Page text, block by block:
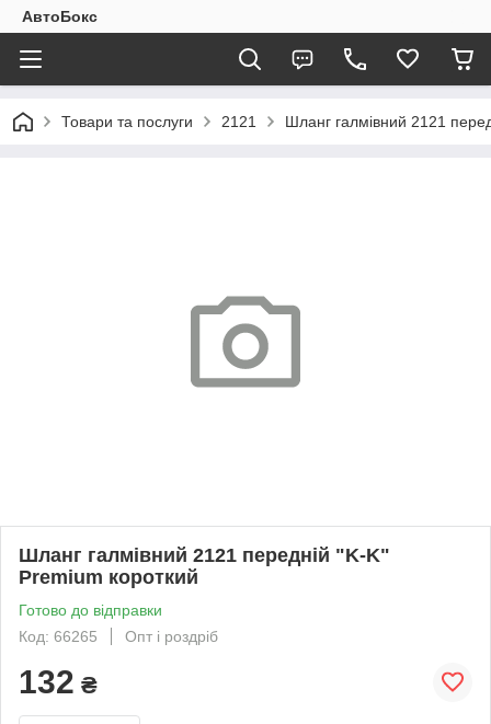
АвтоБокс
Товари та послуги 2121 Шланг галмівний 2121
Шланг галмівний 2121 передній "K-K"
Premium короткий
Готово до відправки
Код: 66265
Опт і роздріб
132 ₴